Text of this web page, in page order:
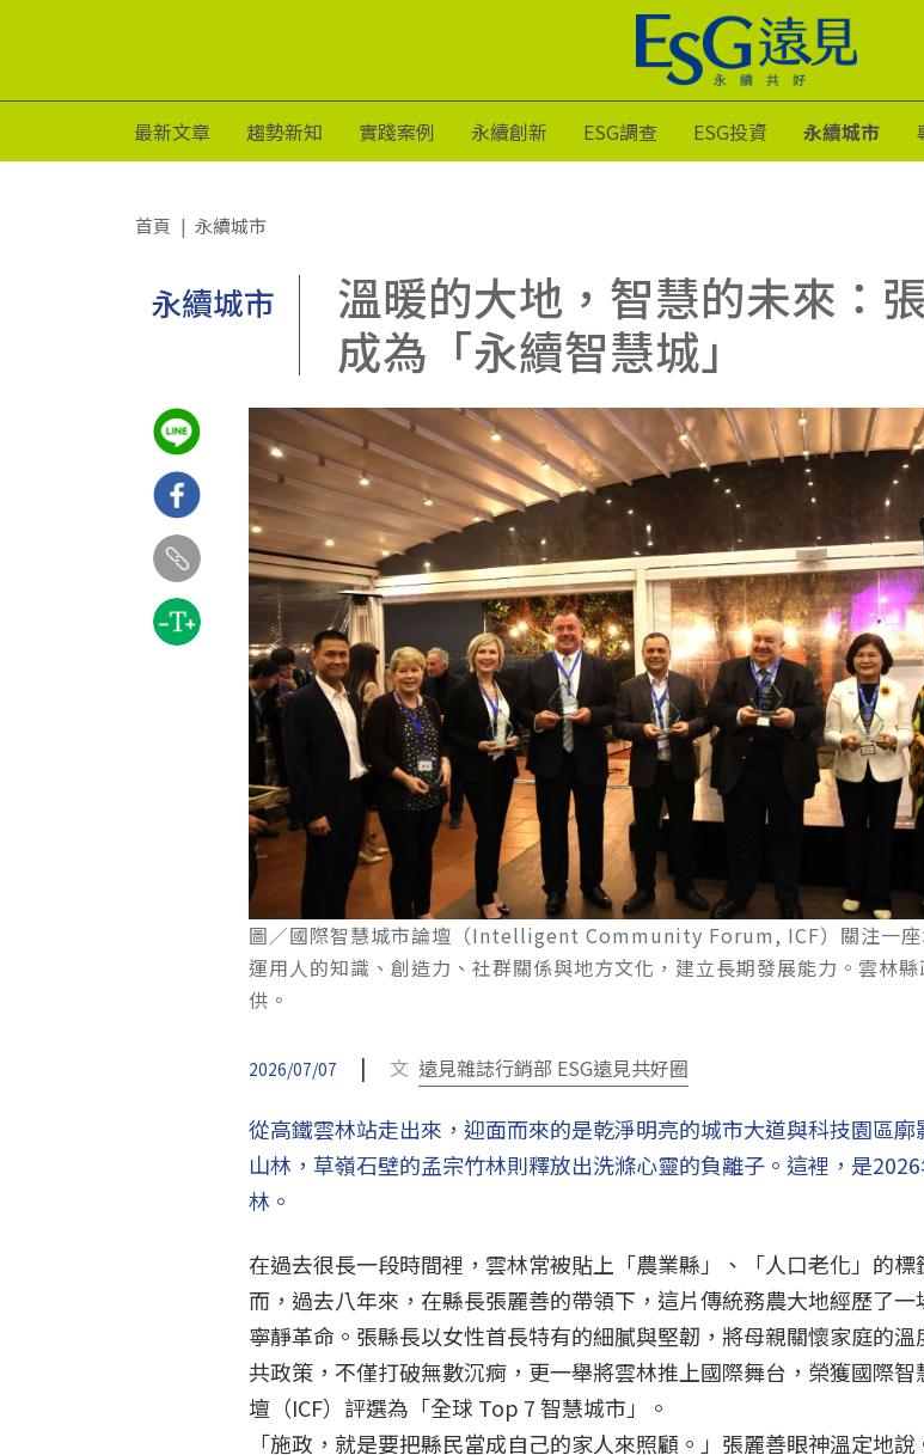
最新文章 趨勢新知 實踐案例 永續創新 ESG調查 ESG投資 永續城市
首頁 永續城市
永續城市
溫暖的大地，智慧的未來：
成為「永續智慧城」
圖／國際智慧城市論壇（Intelligent Community Forum, ICF）關注一座
運用人的知識、創造力、社群關係與地方文化，建立長期發展能力。雲林縣
供。
2026/07/07 | 文 遠見雜誌行銷部 ESG遠見共好圈
從高鐵雲林站走出來，迎面而來的是乾淨明亮的城市大道與科技園區廓
山林，草嶺石壁的孟宗竹林則釋放出洗滌心靈的負離子。這裡，是
林。
在過去很長一段時間裡，雲林常被貼上「農業縣」、「人口老化」的標
而，過去八年來，在縣長張麗善的帶領下，這片傳統務農大地經歷了一
寧靜革命。張縣長以女性首長特有的細膩與堅韌，將母親關懷家庭的溫
共政策，不僅打破無數沉痾，更一舉將雲林推上國際舞台，榮獲國際智
壇（ICF）評選為「全球 Top 7 智慧城市」。
「施政，就是要把縣民當成自己的家人來照顧。」張麗善眼神溫定地說